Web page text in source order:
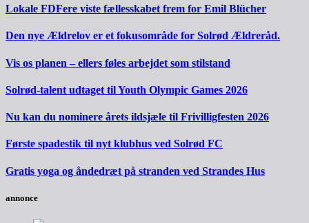
Lokale FDFere viste fællesskabet frem for Emil Blücher
Den nye Ældrelov er et fokusområde for Solrød Ældreråd.
Vis os planen – ellers føles arbejdet som stilstand
Solrød-talent udtaget til Youth Olympic Games 2026
Nu kan du nominere årets ildsjæle til Frivilligfesten 2026
Første spadestik til nyt klubhus ved Solrød FC
Gratis yoga og åndedræt på stranden ved Strandes Hus
annonce